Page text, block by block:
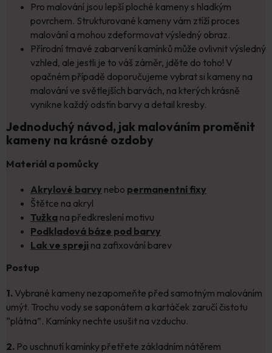
Pro malování jsou lepší ploché kameny s hladkým
povrchem. Strukturované kameny vám ztíží proces
malování a mohou zdeformovat výsledný obraz.
Přírodní tmavé zabarvení kamínků může ovlivnit výsledný
vzhled, ale jestli je to váš záměr, jděte do toho! V
opačném případě doporučujeme vybrat si kameny na
malování ve světlejších barvách, na kterých krásně
vynikne každý odstín barvy a detail kresby.
Jednoduchý návod, jak malováním proměnit
kameny na krásné ozdoby
Materiál a pomůcky
Akrylové barvy nebo permanentní fixy
Štětce na akryl
Tužka na předkreslení motivu
Podkladová báze pod barvy
Lak ve spreji na zafixování barev
Postup
1. Vybrané kameny nezapomeňte před samotným malováním
umýt. Trochu vody se saponátem a kartáček zaručí čistotu
“plátna”. Kamínky nechte usušit na vzduchu.
2. Po uschnutí kamínky přetřete základním nátěrem